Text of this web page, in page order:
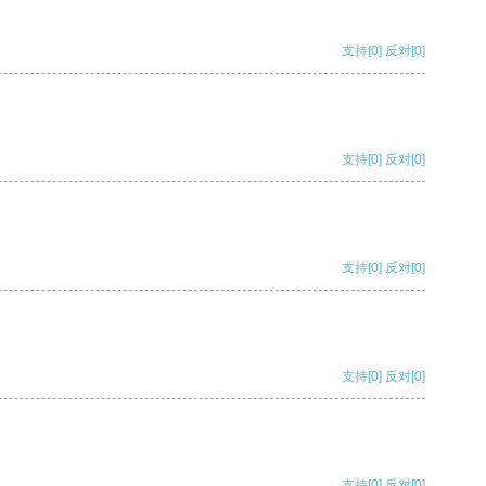
支持[0] 反对[0]
支持[0] 反对[0]
支持[0] 反对[0]
支持[0] 反对[0]